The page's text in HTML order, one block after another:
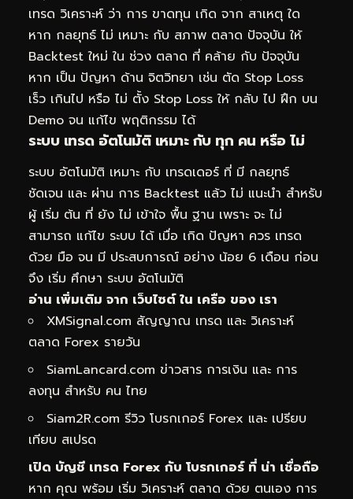
เทรด วิเคราะห์ ว่า การ ขาดทุน เกิด จาก สาเหตุ ใด
หาก กลยุทธ์ ไม่ เหมาะ กับ สภาพ ตลาด ปัจจุบัน ให้
Backtest ใหม่ ใน ช่วง ตลาด ที่ คล้าย กับ ปัจจุบัน
หาก เป็น ปัญหา ด้าน จิตวิทยา เช่น ตัด Stop Loss
เร็ว เกินไป หรือ ไม่ ตั้ง Stop Loss ให้ กลับ ไป ฝึก บน
Demo จน แก้ไข พฤติกรรม ได้
ระบบ เทรด อัตโนมัติ เหมาะ กับ ทุก คน หรือ ไม่
ระบบ อัตโนมัติ เหมาะ กับ เทรดเดอร์ ที่ มี กลยุทธ์
ชัดเจน และ ผ่าน การ Backtest แล้ว ไม่ แนะนำ สำหรับ
ผู้ เริ่ม ต้น ที่ ยัง ไม่ เข้าใจ พื้น ฐาน เพราะ จะ ไม่
สามารถ แก้ไข ระบบ ได้ เมื่อ เกิด ปัญหา ควร เทรด
ด้วย มือ จน มี ประสบการณ์ อย่าง น้อย 6 เดือน ก่อน
จึง เริ่ม ศึกษา ระบบ อัตโนมัติ
อ่าน เพิ่มเติม จาก เว็บไซต์ ใน เครือ ของ เรา
XMSignal.com สัญญาณ เทรด และ วิเคราะห์
ตลาด Forex รายวัน
SiamLancard.com ข่าวสาร การเงิน และ การ
ลงทุน สำหรับ คน ไทย
Siam2R.com รีวิว โบรกเกอร์ Forex และ เปรียบ
เทียบ สเปรด
เปิด บัญชี เทรด Forex กับ โบรกเกอร์ ที่ น่า เชื่อถือ
หาก คุณ พร้อม เริ่ม วิเคราะห์ ตลาด ด้วย ตนเอง การ